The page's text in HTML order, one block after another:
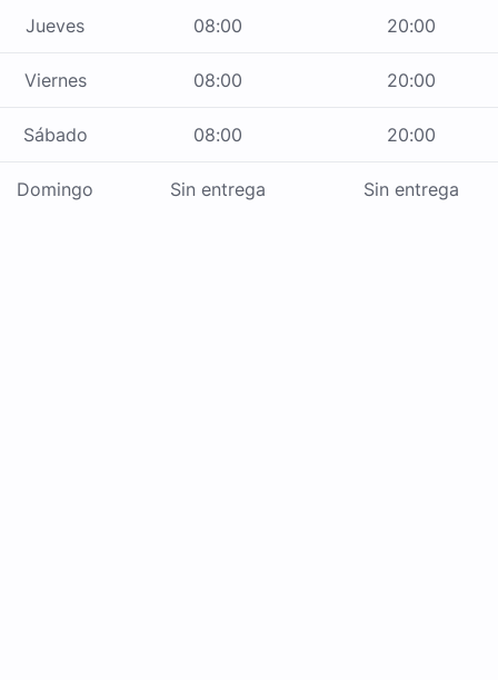
Jueves 08:00 20:00
Viernes 08:00 20:00
Sábado 08:00 20:00
Domingo Sin entrega Sin entrega